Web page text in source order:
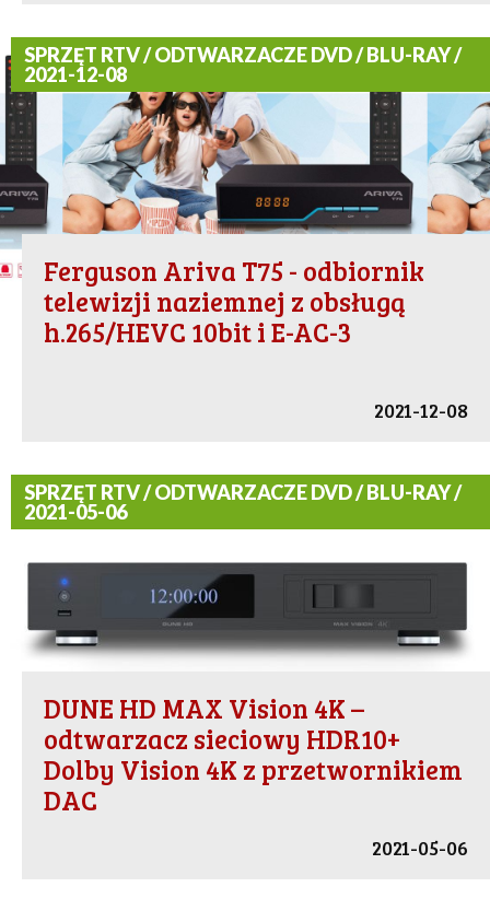
SPRZĘT RTV / ODTWARZACZE DVD / BLU-RAY /
2021-12-08
Ferguson Ariva T75 - odbiornik
telewizji naziemnej z obsługą
h.265/HEVC 10bit i E-AC-3
2021-12-08
SPRZĘT RTV / ODTWARZACZE DVD / BLU-RAY /
2021-05-06
DUNE HD MAX Vision 4K –
odtwarzacz sieciowy HDR10+
Dolby Vision 4K z przetwornikiem
DAC
2021-05-06